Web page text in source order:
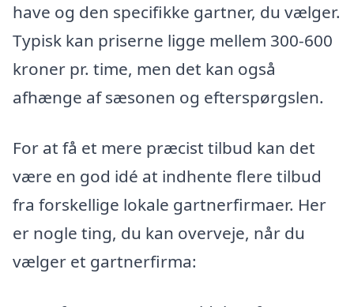
have og den specifikke gartner, du vælger.
Typisk kan priserne ligge mellem 300-600
kroner pr. time, men det kan også
afhænge af sæsonen og efterspørgslen.
For at få et mere præcist tilbud kan det
være en god idé at indhente flere tilbud
fra forskellige lokale gartnerfirmaer. Her
er nogle ting, du kan overveje, når du
vælger et gartnerfirma: